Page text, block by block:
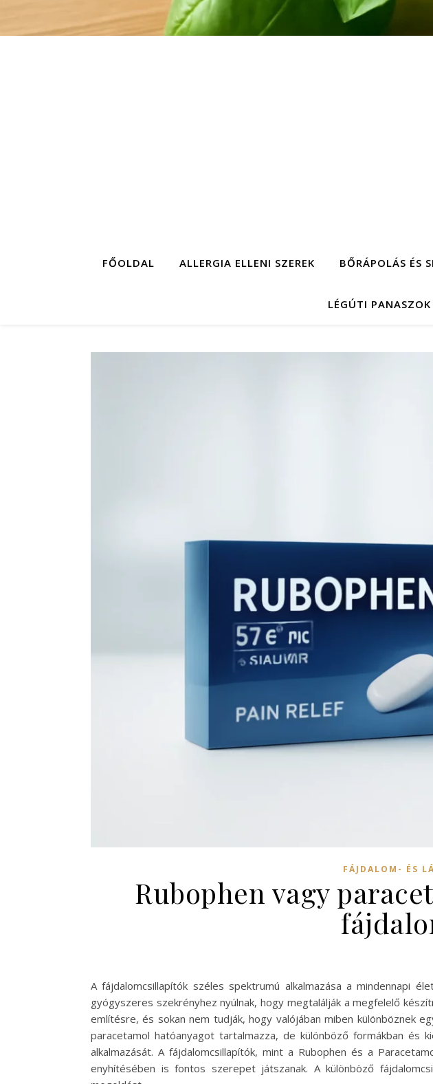
FŐOLDAL ALLERGIA ELLENI SZEREK BŐRÁPOLÁS ÉS
LÉGÚTI PANASZOK
FÁJDALOM- ÉS
Rubophen vagy
A fájdalomcsillapítók széles spektrumú alkalmazása a mindennapi
gyógyszeres szekrényhez nyúlnak, hogy megtalálják a megfelelő
említésre, és sokan nem tudják, hogy valójában miben különböznek
paracetamol hatóanyagot tartalmazza, de különböző formákban
alkalmazását. A fájdalomcsillapítók, mint a Rubophen és a
enyhítésében is fontos szerepet játszanak. A különböző